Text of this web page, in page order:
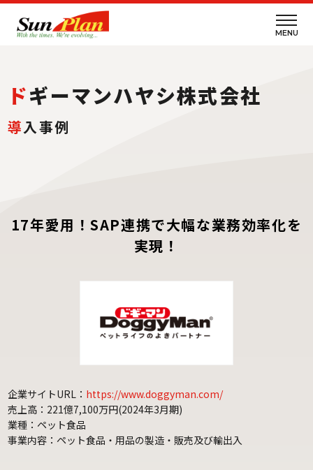
MENU
ドギーマンハヤシ株式会社
導入事例
17年愛用！SAP連携で大幅な業務効率化を
実現！
企業サイトURL： https://www.doggyman.com/
売上高：221億7,100万円(2024年3月期)
業種：ペット食品
事業内容：ペット食品・用品の製造・販売及び輸出入